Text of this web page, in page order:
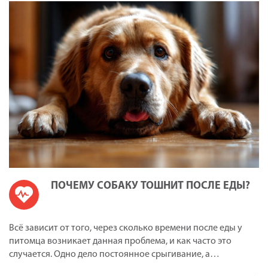
ПОЧЕМУ СОБАКУ ТОШНИТ ПОСЛЕ ЕДЫ?
Всё зависит от того, через сколько времени после еды у
питомца возникает данная проблема, и как часто это
случается. Одно дело постоянное срыгивание, а…